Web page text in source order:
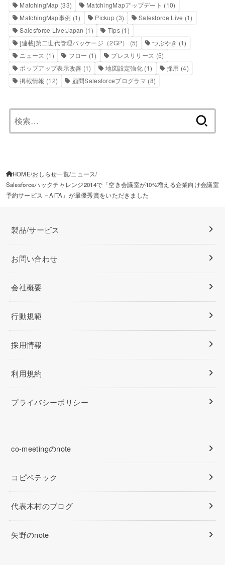
MatchingMap (33) MatchingMapアップデート (10)
MatchingMap事例 (1) Pickup (3) Salesforce Live (1)
Salesforce Live:Japan (1) Tips(1)
[連載]第二世代管理パッケージ（2GP）
(5) つぶやき (1)
ニュース (1) フロー (1) プレスリリース (5)
ポップアップ表示改善 (1) 地図設定強化 (1) 採用 (4)
掲載情報 (12) 顧問Salesforceプログラマ (8)
索:
HOME おしらせ一覧 ニュース
Salesforceハックチャレンジ2014で「空き会議室が10%増える企業向け会議室
予約サービス – AITA」が最優秀賞をいただきました
製品/サービス
お問い合わせ
会社概要
行動規範
採用情報
利用規約
プライバシーポリシー
co-meetingのnote
コピペテック
代表木村のブログ
矢野のnote